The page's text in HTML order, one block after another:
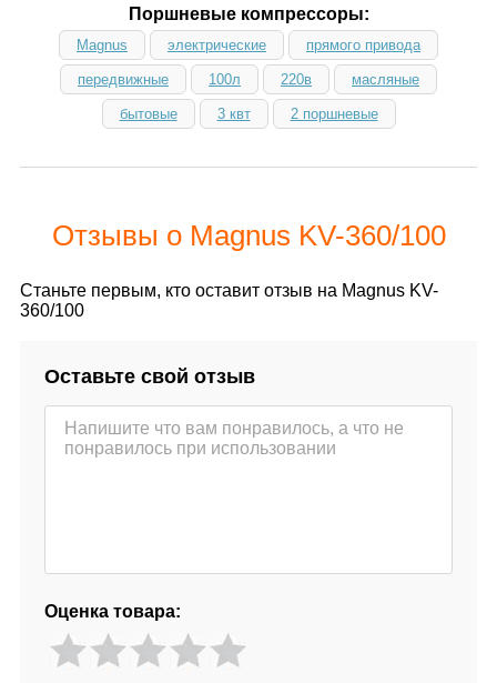
Поршневые компрессоры:
Magnus электрические прямого привода
передвижные 100л 220в масляные
бытовые 3 квт 2 поршневые
Отзывы о Magnus KV-360/100
Станьте первым, кто оставит отзыв на Magnus KV-
360/100
Оставьте свой отзыв
Оценка товара: